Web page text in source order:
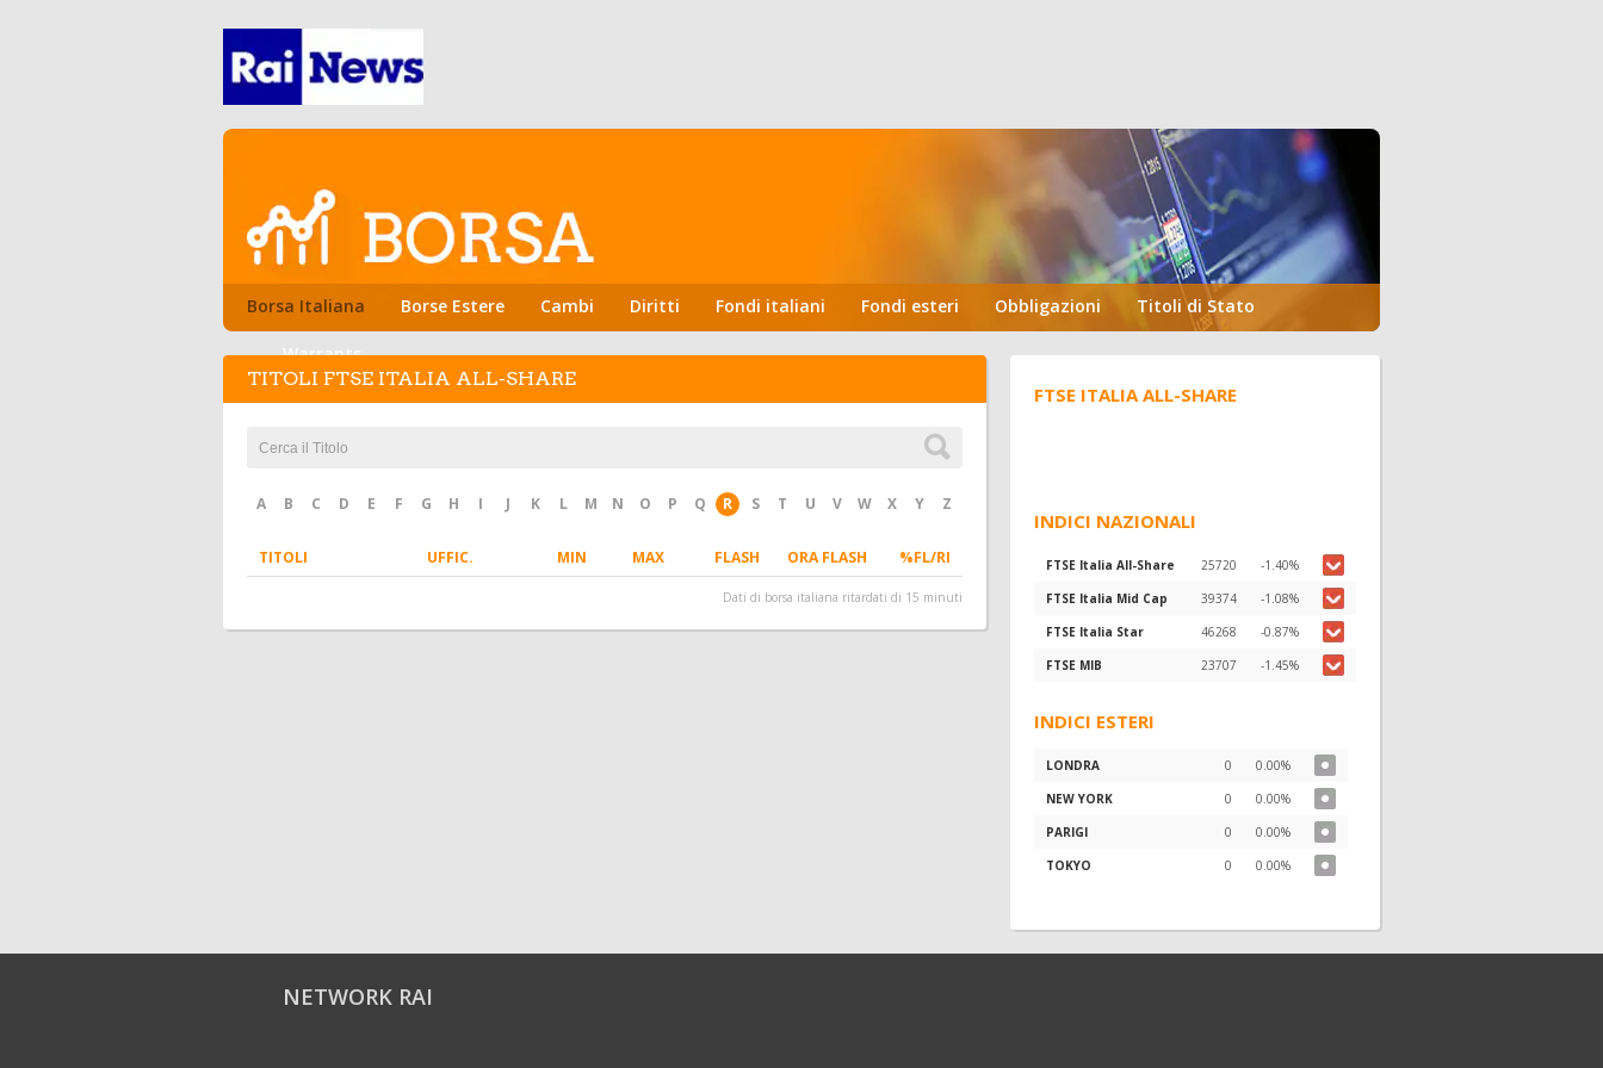
Borsa Italiana Borse Estere Cambi Diritti Fondi italiani Fondi esteri Obbligazioni Titoli di Stato
Warrants
TITOLI FTSE ITALIA ALL-SHARE
A B C D E F G H I J K L M N O P Q R S T U V W X Y Z
TITOLI UFFIC. MIN MAX FLASH ORA FLASH %FL/RI
Dati di borsa italiana ritardati di 15 minuti
FTSE ITALIA ALL-SHARE
INDICI NAZIONALI
FTSE Italia All-Share 25720
-1.40%
FTSE Italia Mid Cap
39374
-1.08%
FTSE Italia Star
46268
-0.87%
FTSE MIB
23707 -1.45%
INDICI ESTERI
LONDRA 0
0.00%
NEW YORK
0
0.00%
PARIGI
0
0.00%
TOKYO
0 0.00%
NETWORK RAI